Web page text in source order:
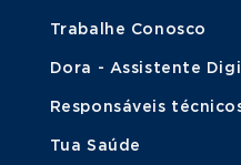
Trabalhe Conosco
Dora - Assistente
Responsáveis
Tua Saúde